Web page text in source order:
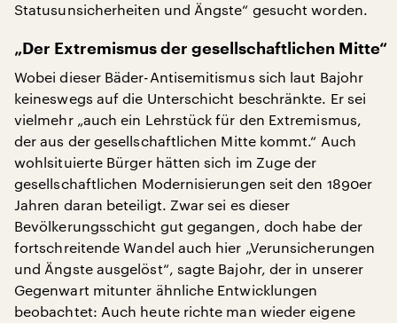
Statusunsicherheiten und Ängste“ gesucht worden.
„Der Extremismus der gesellschaftlichen Mitte“
Wobei dieser Bäder-Antisemitismus sich laut Bajohr
keineswegs auf die Unterschicht beschränkte. Er sei
vielmehr „auch ein Lehrstück für den Extremismus,
der aus der gesellschaftlichen Mitte kommt.“ Auch
wohlsituierte Bürger hätten sich im Zuge der
gesellschaftlichen Modernisierungen seit den 1890er
Jahren daran beteiligt. Zwar sei es dieser
Bevölkerungsschicht gut gegangen, doch habe der
fortschreitende Wandel auch hier „Verunsicherungen
und Ängste ausgelöst“, sagte Bajohr, der in unserer
Gegenwart mitunter ähnliche Entwicklungen
beobachtet: Auch heute richte man wieder eigene